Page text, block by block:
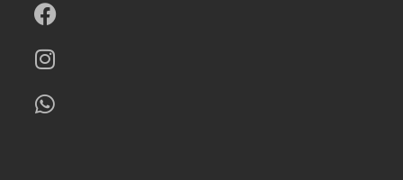
a
c
e
b
o
n
s
t
a
g
h
a
t
s
a